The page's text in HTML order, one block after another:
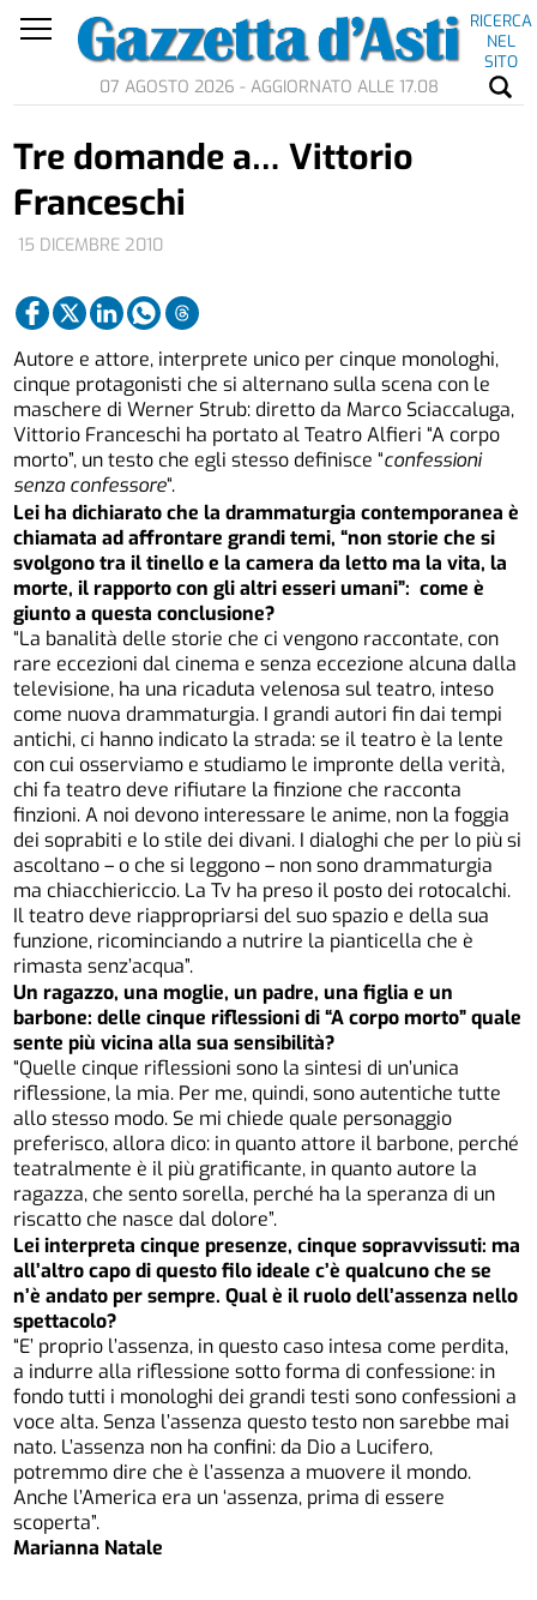
RICERCA
NEL
SITO
07 AGOSTO 2026 - AGGIORNATO ALLE 17.08
15 DICEMBRE 2010
Tre domande a… Vittorio
Franceschi
Autore e attore, interprete unico per cinque monologhi,
cinque protagonisti che si alternano sulla scena con le
maschere di Werner Strub: diretto da Marco Sciaccaluga,
Vittorio Franceschi ha portato al Teatro Alfieri “A corpo
morto”, un testo che egli stesso definisce “confessioni
senza confessore“.
Lei ha dichiarato che la drammaturgia contemporanea è
chiamata ad affrontare grandi temi, “non storie che si
svolgono tra il tinello e la camera da letto ma la vita, la
morte, il rapporto con gli altri esseri umani”: come è
giunto a questa conclusione?
“La banalità delle storie che ci vengono raccontate, con
rare eccezioni dal cinema e senza eccezione alcuna dalla
televisione, ha una ricaduta velenosa sul teatro, inteso
come nuova drammaturgia. I grandi autori fin dai tempi
antichi, ci hanno indicato la strada: se il teatro è la lente
con cui osserviamo e studiamo le impronte della verità,
chi fa teatro deve rifiutare la finzione che racconta
finzioni. A noi devono interessare le anime, non la foggia
dei soprabiti e lo stile dei divani. I dialoghi che per lo più si
ascoltano – o che si leggono – non sono drammaturgia
ma chiacchiericcio. La Tv ha preso il posto dei rotocalchi.
Il teatro deve riappropriarsi del suo spazio e della sua
funzione, ricominciando a nutrire la pianticella che è
rimasta senz’acqua”.
Un ragazzo, una moglie, un padre, una figlia e un
barbone: delle cinque riflessioni di “A corpo morto” quale
sente più vicina alla sua sensibilità?
“Quelle cinque riflessioni sono la sintesi di un’unica
riflessione, la mia. Per me, quindi, sono autentiche tutte
allo stesso modo. Se mi chiede quale personaggio
preferisco, allora dico: in quanto attore il barbone, perché
teatralmente è il più gratificante, in quanto autore la
ragazza, che sento sorella, perché ha la speranza di un
riscatto che nasce dal dolore”.
Lei interpreta cinque presenze, cinque sopravvissuti: ma
all’altro capo di questo filo ideale c’è qualcuno che se
n’è andato per sempre. Qual è il ruolo dell’assenza nello
spettacolo?
“E’ proprio l’assenza, in questo caso intesa come perdita,
a indurre alla riflessione sotto forma di confessione: in
fondo tutti i monologhi dei grandi testi sono confessioni a
voce alta. Senza l’assenza questo testo non sarebbe mai
nato. L’assenza non ha confini: da Dio a Lucifero,
potremmo dire che è l’assenza a muovere il mondo.
Anche l’America era un ‘assenza, prima di essere
scoperta”.
Marianna Natale